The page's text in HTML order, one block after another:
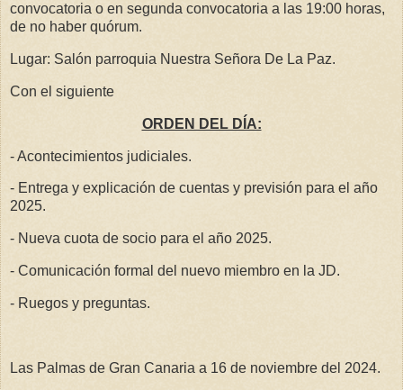
convocatoria o en segunda convocatoria a las 19:00 horas,
de no haber quórum.
Lugar: Salón parroquia Nuestra Señora De La Paz.
Con el siguiente
ORDEN DEL DÍA:
- Acontecimientos judiciales.
- Entrega y explicación de cuentas y previsión para el año
2025.
- Nueva cuota de socio para el año 2025.
- Comunicación formal del nuevo miembro en la JD.
- Ruegos y preguntas.
Las Palmas de Gran Canaria a 16 de noviembre del 2024.